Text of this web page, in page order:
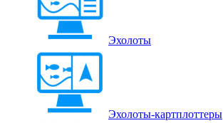
Эхолоты
Эхолоты-картплоттеры